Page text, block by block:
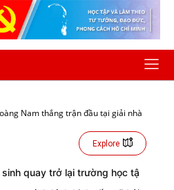
Nam thắng trận đầu tại giải nhà
Explore
quay trở lại trường học tậ